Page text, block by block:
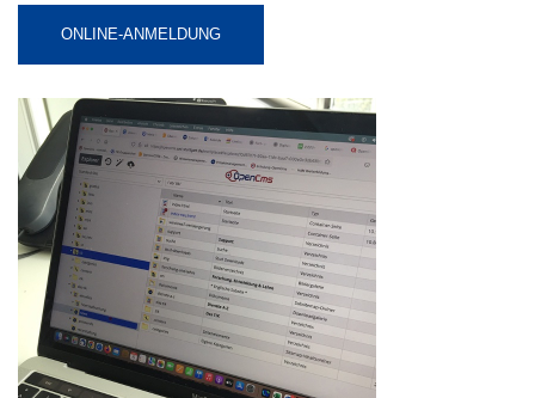
ONLINE-ANMELDUNG